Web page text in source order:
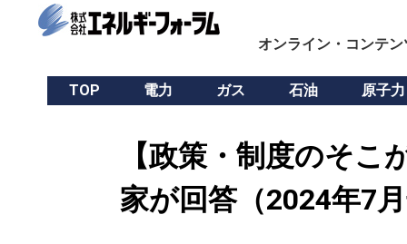
オンライン・コンテン
TOP 電力 ガス 石油 原子力
【政策・制度のそこ
家が回答（2024年7月